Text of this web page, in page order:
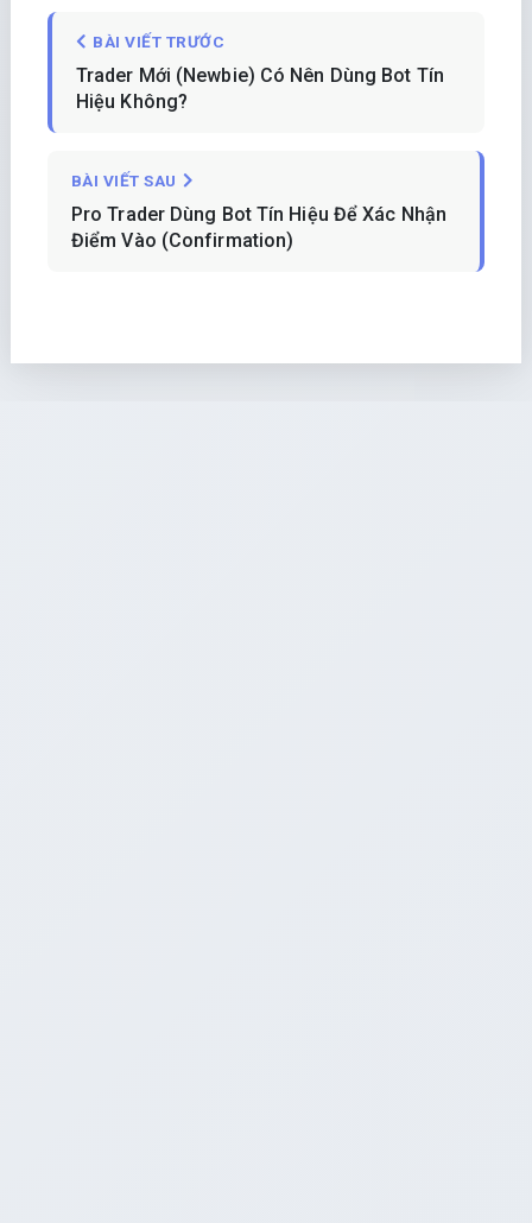
BÀI VIẾT TRƯỚC
Trader Mới (Newbie) Có Nên Dùng Bot Tín
Hiệu Không?
BÀI VIẾT SAU
Pro Trader Dùng Bot Tín Hiệu Để Xác Nhận
Điểm Vào (Confirmation)